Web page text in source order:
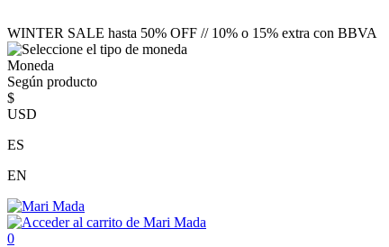
WINTER SALE hasta 50% OFF // 10% o 15% extra con BBVA
Moneda
Según producto
$
USD
ES
EN
0